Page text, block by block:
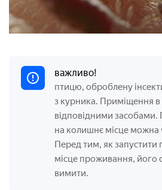
важливо!
птицю, оброблену
з курника. Приміщення
відповідними
на колишнє місце можна
Перед тим, як запустити
місце проживання, його
вимити.